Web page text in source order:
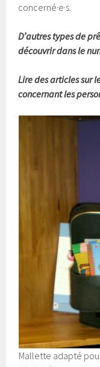
concerné·e·s.
D’autres types de
découvrir dans le
Lire des articles sur
concernant les
Mallette adapté